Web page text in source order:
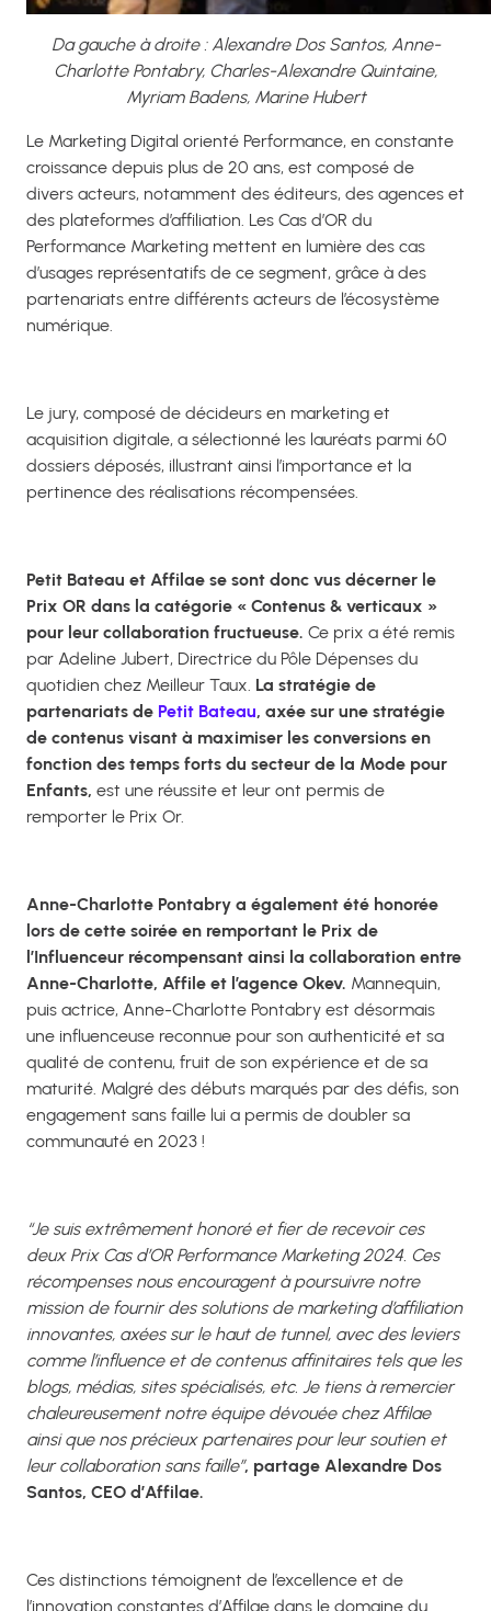
Da gauche à droite : Alexandre Dos Santos, Anne-
Charlotte Pontabry, Charles-Alexandre Quintaine,
Myriam Badens, Marine Hubert
Le Marketing Digital orienté Performance, en constante
croissance depuis plus de 20 ans, est composé de
divers acteurs, notamment des éditeurs, des agences et
des plateformes d’affiliation. Les Cas d’OR du
Performance Marketing mettent en lumière des cas
d’usages représentatifs de ce segment, grâce à des
partenariats entre différents acteurs de l’écosystème
numérique.
Le jury, composé de décideurs en marketing et
acquisition digitale, a sélectionné les lauréats parmi 60
dossiers déposés, illustrant ainsi l’importance et la
pertinence des réalisations récompensées.
Petit Bateau et Affilae se sont donc vus décerner le
Prix OR dans la catégorie « Contenus & verticaux »
pour leur collaboration fructueuse. Ce prix a été remis
par Adeline Jubert, Directrice du Pôle Dépenses du
quotidien chez Meilleur Taux. La stratégie de
partenariats de Petit Bateau, axée sur une stratégie
de contenus visant à maximiser les conversions en
fonction des temps forts du secteur de la Mode pour
Enfants, est une réussite et leur ont permis de
remporter le Prix Or.
Anne-Charlotte Pontabry a également été honorée
lors de cette soirée en remportant le Prix de
l’Influenceur récompensant ainsi la collaboration entre
Anne-Charlotte, Affile et l’agence Okev. Mannequin,
puis actrice, Anne-Charlotte Pontabry est désormais
une influenceuse reconnue pour son authenticité et sa
qualité de contenu, fruit de son expérience et de sa
maturité. Malgré des débuts marqués par des défis, son
engagement sans faille lui a permis de doubler sa
communauté en 2023 !
“Je suis extrêmement honoré et fier de recevoir ces
deux Prix Cas d’OR Performance Marketing 2024. Ces
récompenses nous encouragent à poursuivre notre
mission de fournir des solutions de marketing d’affiliation
innovantes, axées sur le haut de tunnel, avec des leviers
comme l’influence et de contenus affinitaires tels que les
blogs, médias, sites spécialisés, etc. Je tiens à remercier
chaleureusement notre équipe dévouée chez Affilae
ainsi que nos précieux partenaires pour leur soutien et
leur collaboration sans faille”, partage Alexandre Dos
Santos, CEO d’Affilae.
Ces distinctions témoignent de l’excellence et de
l’innovation constantes d’Affilae dans le domaine du